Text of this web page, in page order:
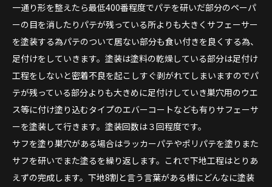
一通り形を整えたら最低400番程度でパテを研いだ部分のペーパ
ーの目を消したりパテが残っている所よりも大きくサフェーサー
を塗装する為パテのついて居ない部分も食い付きを良くする為、
足付けをしていきます。塗装は塗料の乾燥している部分は足付け
工程をしないと密着不良を起こしすぐ剥がれてしまいますのでパ
テが残っている部分よりも大きめに足付けしていき巣穴用のウエ
ス等に付け塗り込むタイプのエバーコートなども有りサフェーサ
ーを塗装して行きます。塗装回数は３回程度です。
サフを塗り巣穴がある場合はラッカーパテやポリパテを塗りまた
サフを研いでまた塗るを繰り返します。これで下地工程はとりあ
えずの完成します。下地8割と言う言葉がある様にどんなに塗装